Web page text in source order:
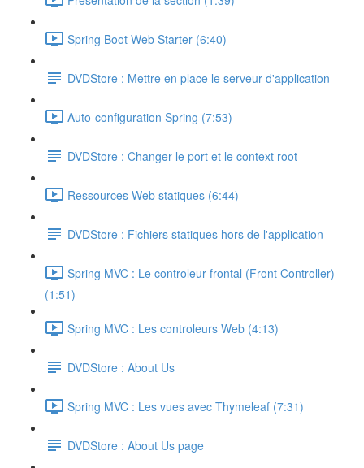
Spring Boot Web Starter (6:40)
DVDStore : Mettre en place le serveur d'application
Auto-configuration Spring (7:53)
DVDStore : Changer le port et le context root
Ressources Web statiques (6:44)
DVDStore : Fichiers statiques hors de l'application
Spring MVC : Le controleur frontal (Front Controller)
(1:51)
Spring MVC : Les controleurs Web (4:13)
DVDStore : About Us
Spring MVC : Les vues avec Thymeleaf (7:31)
DVDStore : About Us page